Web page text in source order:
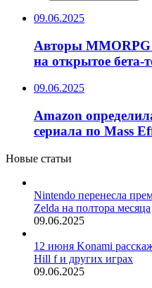
09.06.2025
Авторы
на открытое бета-
09.06.2025
Amazon
сериала по Mass
Новые статьи
Nintendo перенесла
Zelda на полтора месяца
09.06.2025
12 июня Konami
Hill f и других играх
09.06.2025